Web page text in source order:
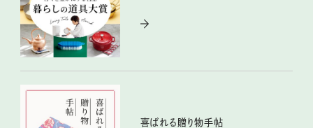
喜ばれる贈り物手帖